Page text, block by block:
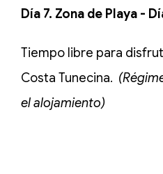
Día 7. Zona de Playa -
Tiempo libre para
Costa Tunecina.
el alojamiento)